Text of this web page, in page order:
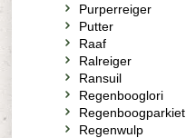
Purperreiger
Putter
Raaf
Ralreiger
Ransuil
Regenbooglori
Regenboogparkiet
Regenwulp